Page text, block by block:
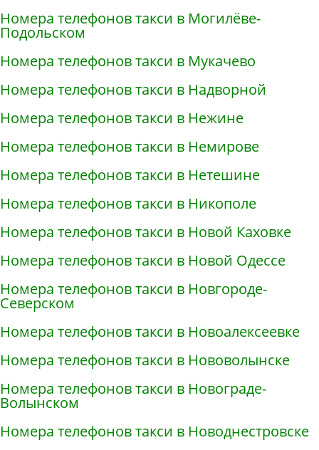
Номера телефонов такси в Могилёве-
Подольском
Номера телефонов такси в Мукачево
Номера телефонов такси в Надворной
Номера телефонов такси в Нежине
Номера телефонов такси в Немирове
Номера телефонов такси в Нетешине
Номера телефонов такси в Никополе
Номера телефонов такси в Новой Каховке
Номера телефонов такси в Новой Одессе
Номера телефонов такси в Новгороде-
Северском
Номера телефонов такси в Новоалексеевке
Номера телефонов такси в Нововолынске
Номера телефонов такси в Новограде-
Волынском
Номера телефонов такси в Новоднестровске